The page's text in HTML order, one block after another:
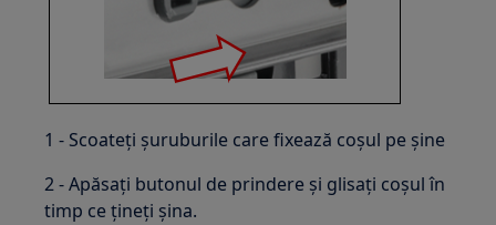
1 - Scoateți șuruburile care fixează coșul pe șine
2 - Apăsați butonul de prindere și glisați coșul în
timp ce țineți șina.